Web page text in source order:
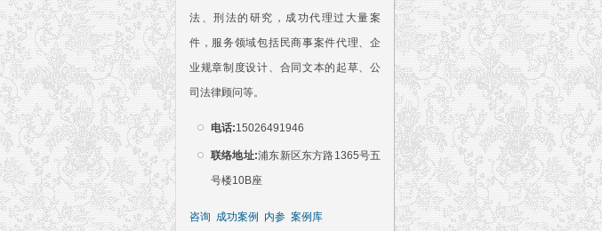
法、刑法的研究，成功代理过大量案
件，服务领域包括民商事案件代理、企
业规章制度设计、合同文本的起草、公
司法律顾问等。
电话:15026491946
联络地址:浦东新区东方路1365号五
号楼10B座
咨询 成功案例 内参 案例库